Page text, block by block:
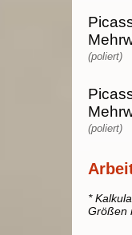
(poliert)
(poliert)
*
Größen